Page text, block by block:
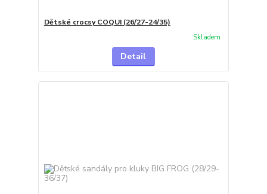
Dětské crocsy COQUI (26/27-24/35)
Skladem
Detail